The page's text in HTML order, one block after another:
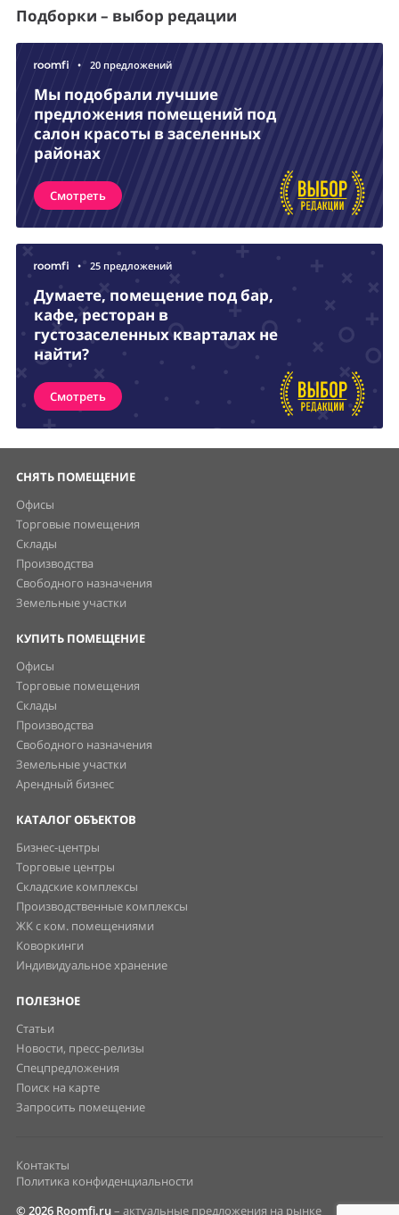
Подборки – выбор редации
• 20 предложений
Мы подобрали лучшие
предложения помещений под
салон красоты в заселенных
районах
Смотреть
• 25 предложений
Думаете, помещение под бар,
кафе, ресторан в
густозаселенных кварталах не
найти?
Смотреть
СНЯТЬ ПОМЕЩЕНИЕ
Офисы
Торговые помещения
Склады
Производства
Свободного назначения
Земельные участки
КУПИТЬ ПОМЕЩЕНИЕ
Офисы
Торговые помещения
Склады
Производства
Свободного назначения
Земельные участки
Арендный бизнес
КАТАЛОГ ОБЪЕКТОВ
Бизнес-центры
Торговые центры
Складские комплексы
Производственные комплексы
ЖК с ком. помещениями
Коворкинги
Индивидуальное хранение
ПОЛЕЗНОЕ
Статьи
Новости, пресс-релизы
Спецпредложения
Поиск на карте
Запросить помещение
Контакты
Политика конфиденциальности
© 2026 Roomfi.ru– актуальные предложения на рынке